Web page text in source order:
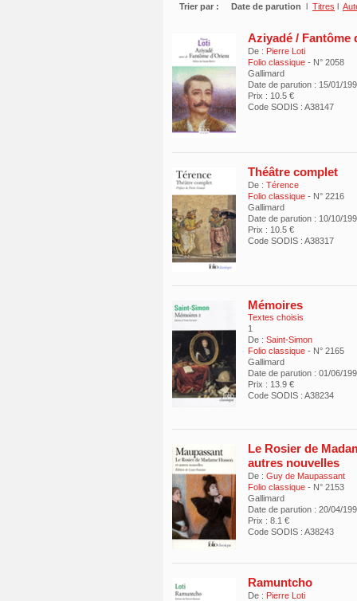
Trier par : Date de parution l Titres l
Aziyadé / Fantôme
De : Pierre Loti
Folio classique - N° 2058
Gallimard
Date de parution : 15/01/
Prix : 10.5 €
Code SODIS : A38147
Théâtre complet
De : Térence
Folio classique - N° 2216
Gallimard
Date de parution : 10/10/
Prix : 10.5 €
Code SODIS : A38317
Mémoires
Textes choisis
1
De : Saint-Simon
Folio classique - N° 2165
Gallimard
Date de parution : 01/06/
Prix : 13.9 €
Code SODIS : A38234
Le Rosier de
autres nouvelles
De : Guy de Maupassant
Folio classique - N° 2153
Gallimard
Date de parution : 20/04/
Prix : 8.1 €
Code SODIS : A38243
Ramuntcho
De : Pierre Loti